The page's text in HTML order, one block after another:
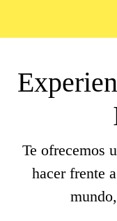
Te ofrecemos
hacer frente